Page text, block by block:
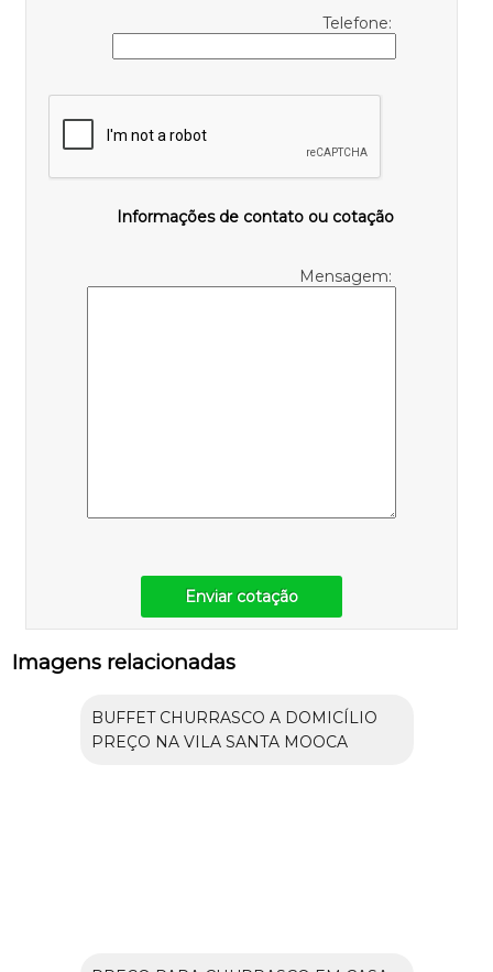
Telefone:
Informações de contato ou cotação
Mensagem:
Enviar cotação
Imagens relacionadas
BUFFET CHURRASCO A DOMICÍLIO
PREÇO NA VILA SANTA MOOCA